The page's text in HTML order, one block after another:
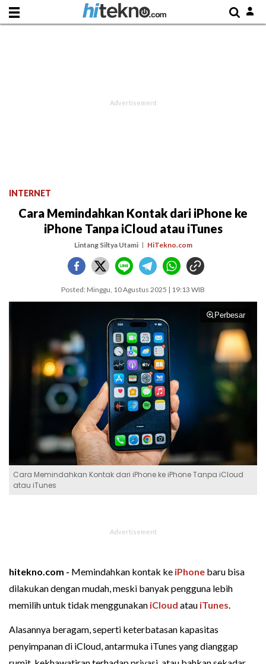
INTERNET
Cara Memindahkan Kontak dari iPhone ke
iPhone Tanpa iCloud atau iTunes
Lintang Siltya Utami HiTekno.com
Posted: Minggu, 10 Agustus 2025 | 19:13 WIB
Perbesar
Cara Memindahkan Kontak dari iPhone ke iPhone Tanpa iCloud
atau iTunes
hitekno.com - Memindahkan kontak ke iPhone baru bisa
dilakukan dengan mudah, meski banyak pengguna lebih
memilih untuk tidak menggunakan iCloud atau iTunes.
Alasannya beragam, seperti keterbatasan kapasitas
penyimpanan di iCloud, antarmuka iTunes yang dianggap